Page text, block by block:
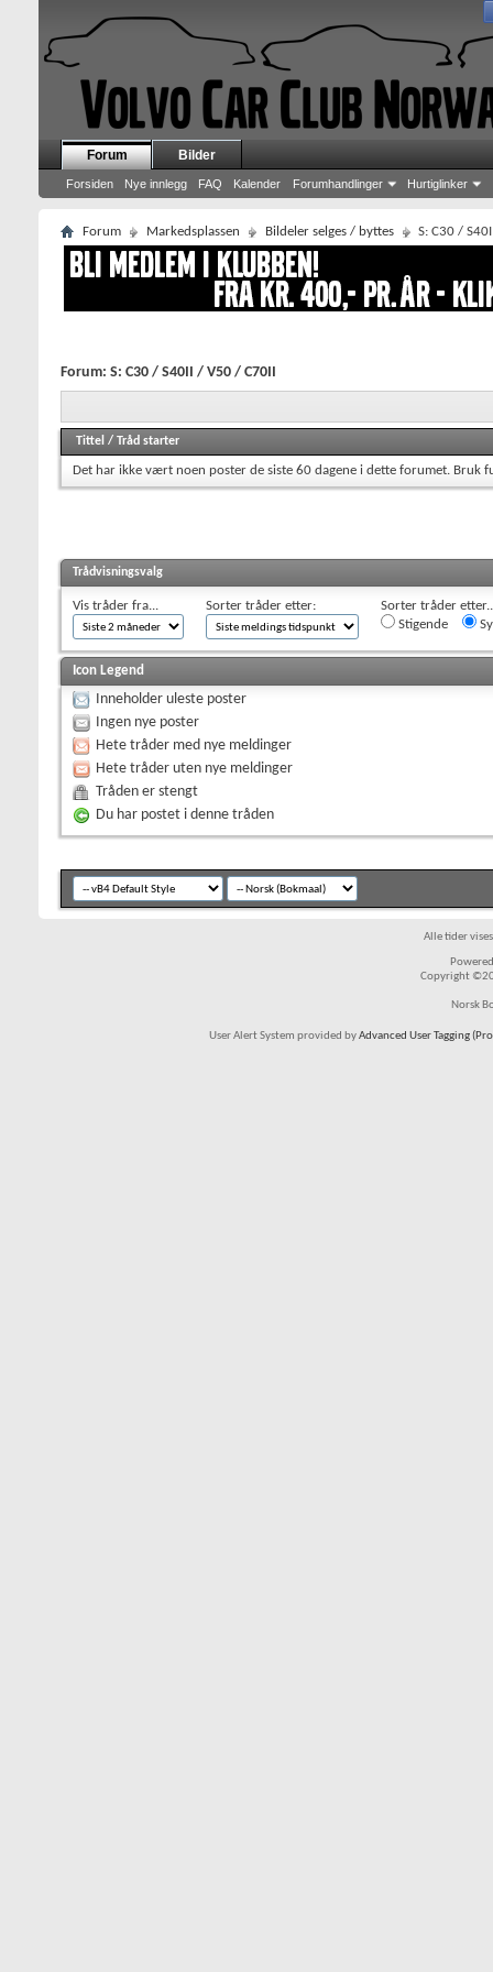
Forum
Forsiden Nye innlegg FAQ Kalender Forumhandlinger Hurtiglinker
Bilder
Forum Markedsplassen Bildeler selges / byttes S: C30 /
Forum: S: C30 / S40II / V50 / C70II
Tittel / Tråd starter
Det har ikke vært noen poster de siste 60 dagene i dette forumet. Bruk
Trådvisningsvalg
Vis tråder fra... Sorter tråder etter:
Sorter tråder
Stigende
Icon Legend
Inneholder uleste poster
Ingen nye poster
Hete tråder med nye meldinger
Hete tråder uten nye meldinger
Tråden er stengt
Du har postet i denne tråden
Alle tider
Copyright
Norsk
User Alert System provided byAdvanced User Tagging